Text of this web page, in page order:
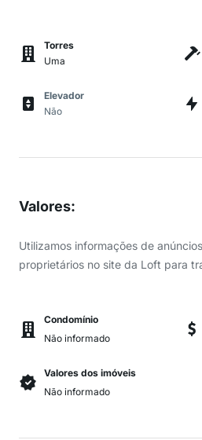
Torres
Uma
Elevador
Não
Valores:
Utilizamos informações de
proprietários no site da Loft para
Condomínio
Não informado
Valores dos imóveis
Não informado